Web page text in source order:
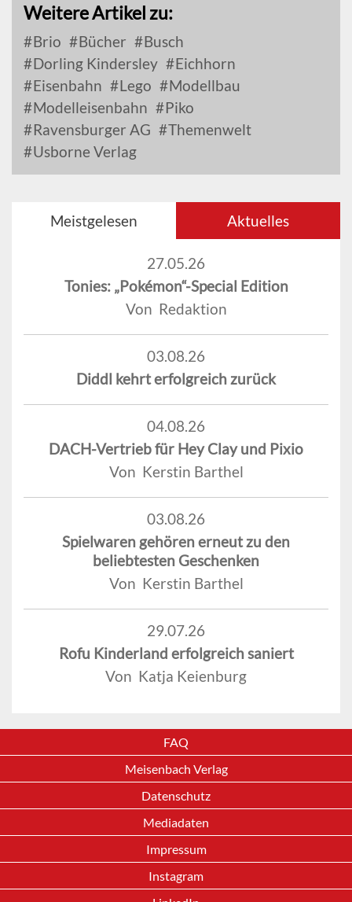
Weitere Artikel zu:
Brio Bücher
Busch
Dorling Kindersley
Eichhorn
Eisenbahn
Lego
Modellbau
Modelleisenbahn
Piko
Ravensburger AG
Themenwelt
Usborne Verlag
Meistgelesen Aktuelles
27.05.26
Tonies: „Pokémon“-Special Edition
Von Redaktion
03.08.26
Diddl kehrt erfolgreich zurück
04.08.26
DACH-Vertrieb für Hey Clay und Pixio
Von Kerstin Barthel
03.08.26
Spielwaren gehören erneut zu den
beliebtesten Geschenken
Von Kerstin Barthel
29.07.26
Rofu Kinderland erfolgreich saniert
Von Katja Keienburg
FAQ
Meisenbach Verlag
Datenschutz
Mediadaten
Impressum
Instagram